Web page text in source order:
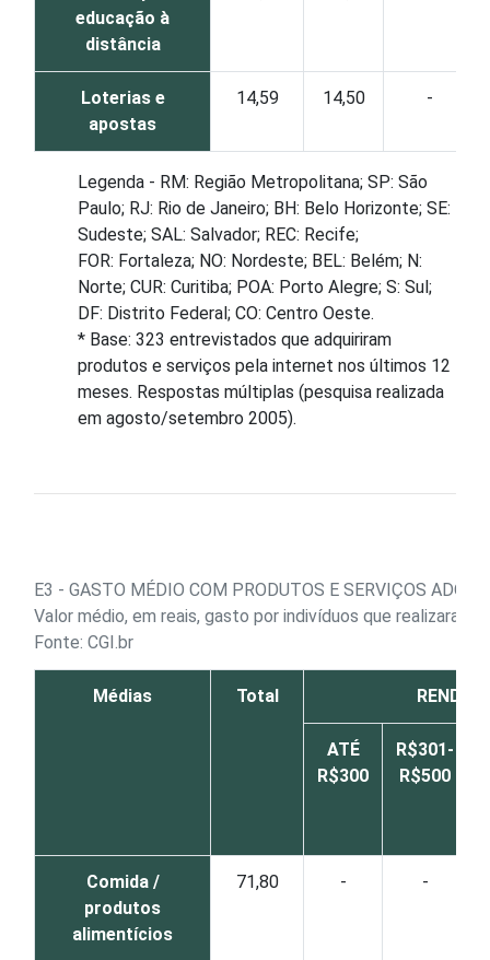
educação à
distância
Loterias e
apostas
14,59 14,50 -
Legenda - RM: Região Metropolitana; SP: São
Paulo; RJ: Rio de Janeiro; BH: Belo Horizonte; SE:
Sudeste; SAL: Salvador; REC: Recife;
FOR: Fortaleza; NO: Nordeste; BEL: Belém; N:
Norte; CUR: Curitiba; POA: Porto Alegre; S: Sul;
DF: Distrito Federal; CO: Centro Oeste.
* Base: 323 entrevistados que adquiriram
produtos e serviços pela internet nos últimos 12
meses. Respostas múltiplas (pesquisa realizada
em agosto/setembro 2005).
E3 - GASTO MÉDIO COM PRODUTOS E SERVIÇOS
Valor médio, em reais, gasto por indivíduos que realizaram
Fonte: CGI.br
Médias Total RENDA
ATÉ
R$300
R$301-
R$500
Comida /
produtos
alimentícios
71,80 - -